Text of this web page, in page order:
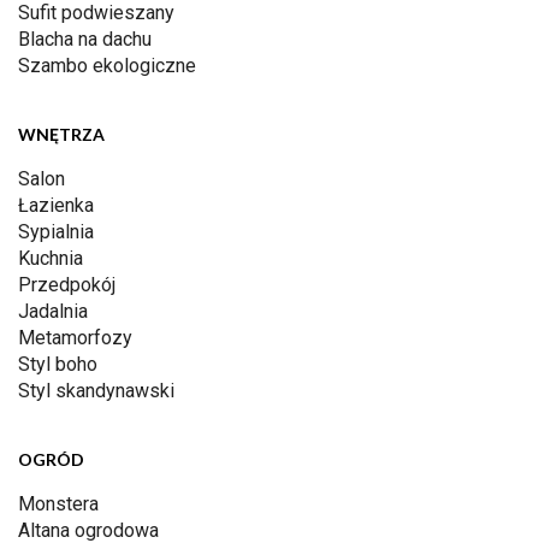
Sufit podwieszany
Blacha na dachu
Szambo ekologiczne
WNĘTRZA
Salon
Łazienka
Sypialnia
Kuchnia
Przedpokój
Jadalnia
Metamorfozy
Styl boho
Styl skandynawski
OGRÓD
Monstera
Altana ogrodowa